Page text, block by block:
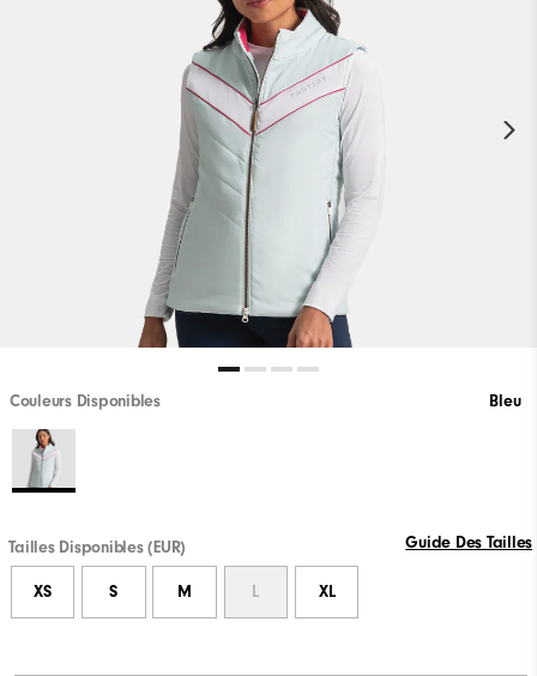
Couleurs Disponibles Bleu
Tailles Disponibles (EUR) Guide Des Tailles
XS S M L XL